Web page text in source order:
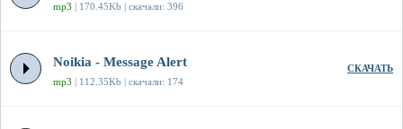
mp3 | 170.45Kb | скачали: 396
Noikia - Message Alert
mp3 | 112.35Kb | скачали: 174
СКАЧАТЬ